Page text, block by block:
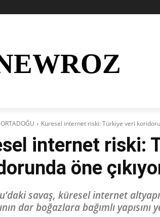
ORTADOĞU Küresel internet riski: Türkiye veri
internet riski:
öne
savaş, küresel internet
dar boğazlara bağımlı yapısını